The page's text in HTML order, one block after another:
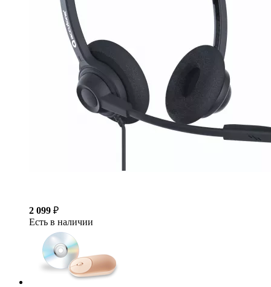
2 099 ₽
Есть в наличии